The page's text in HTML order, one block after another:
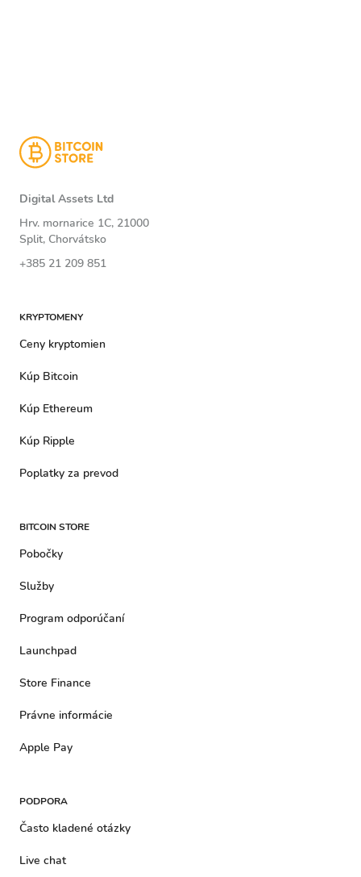
Digital Assets Ltd
Hrv. mornarice 1C, 21000
Split, Chorvátsko
+385 21 209 851
KRYPTOMENY
Ceny kryptomien
Kúp Bitcoin
Kúp Ethereum
Kúp Ripple
Poplatky za prevod
BITCOIN STORE
Pobočky
Služby
Program odporúčaní
Launchpad
Store Finance
Právne informácie
Apple Pay
PODPORA
Často kladené otázky
Live chat